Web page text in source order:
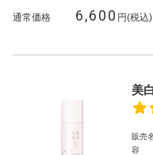
通常価格 6,600 円(税込)
美
販売
容